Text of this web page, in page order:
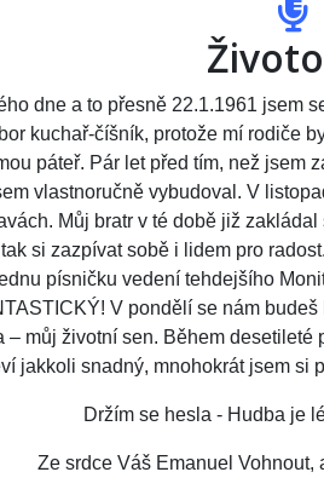
dne a to přesně 22.1.1961
kuchař-číšník, protože mí rodiče
páteř. Pár let před tím, než
vlastnoručně vybudoval. V
Můj bratr v té době již
si zazpívat sobě i lidem pro
písničku vedení tehdejšího
V pondělí se nám
můj životní sen. Během
jakkoli snadný, mnohokrát jsem si
Držím se hesla - Hudba je
Ze srdce Váš Emanuel Vohnout,